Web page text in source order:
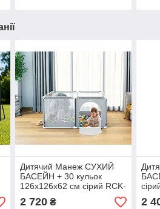
Дитячий Манеж СУХИЙ
БАСЕЙН + 30 кульок
126х126х62 см сірий RCK-
459 /COZY 20
2 720₴ 2